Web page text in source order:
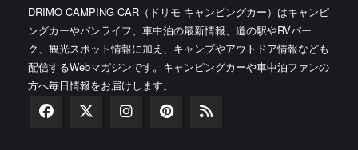
DRIMO CAMPING CAR（ドリモ キャンピングカー）はキャンピ
ングカーやバンライフ、車中泊の最新情報、道の駅やRVパー
ク、観光スポット情報に加え、キャンプやアウトドア情報なども
配信するWebマガジンです。キャンピングカーや車中泊ファンの
方へ毎日情報をお届けします。